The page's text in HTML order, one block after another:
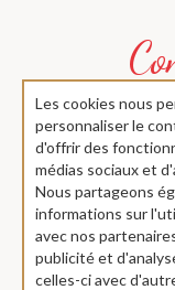
Les cookies nous
personnaliser le
d'offrir des
médias sociaux et
Nous partageons
informations sur
avec nos
publicité et
celles-ci avec
Fixez
Bref,